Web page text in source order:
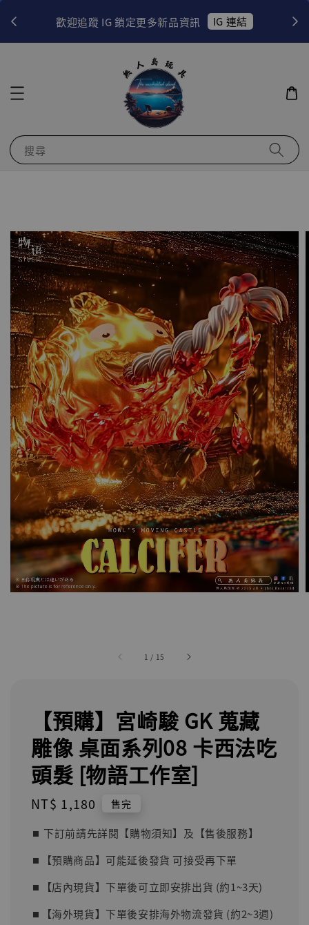
歡迎追蹤 IG 鎖定更多新品資訊 IG 連結
搜尋
1 / 15
【預購】宮崎駿 GK 蒐藏
雕像 桌面系列08 卡西法吃
頭髮 [物語工作室]
Regular
NT$ 1,180 售完
⏹︎ 下訂前請先詳閱【購物須知】及【售後服務】
⏹︎【預購商品】可能延後發貨 可接受再下單
⏹︎【店內現貨】下單後可立即安排出貨 (約1~3天)
⏹︎【海外現貨】下單後安排海外物流發貨 (約2~3週)